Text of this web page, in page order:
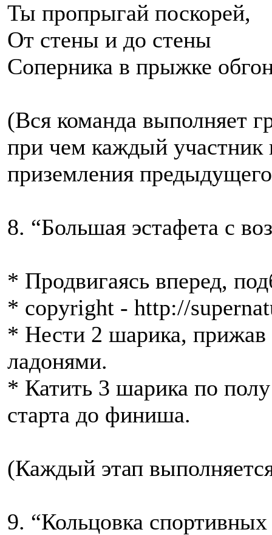
Ты пропрыгай поскорей,
От стены и до стены
Соперника в прыжке
(Вся команда выполняет
при чем каждый участник
приземления
8. “Большая эстафета с
* Продвигаясь вперед,
* copyright - http://
* Нести 2 шарика, прижав
ладонями.
* Катить 3 шарика по
старта до финиша.
(Каждый этап
9. “Кольцовка спортивных